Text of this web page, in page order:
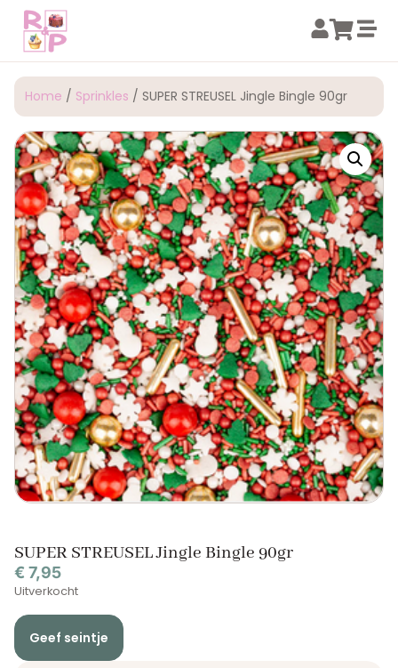
Home / Sprinkles / SUPER STREUSEL Jingle Bingle 90gr
SUPER STREUSEL Jingle Bingle 90gr
€ 7,95
Uitverkocht
Geef seintje